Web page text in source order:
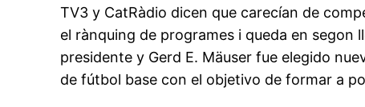
TV3 y CatRàdio dicen que carecían de
el rànquing de programes i queda en segon
presidente y Gerd E. Mäuser fue elegido
de fútbol base con el objetivo de formar a